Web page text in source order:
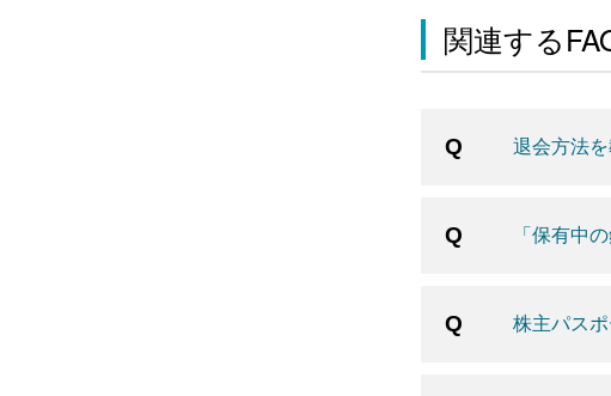
関連する
退会方法
「保有中
株主パス